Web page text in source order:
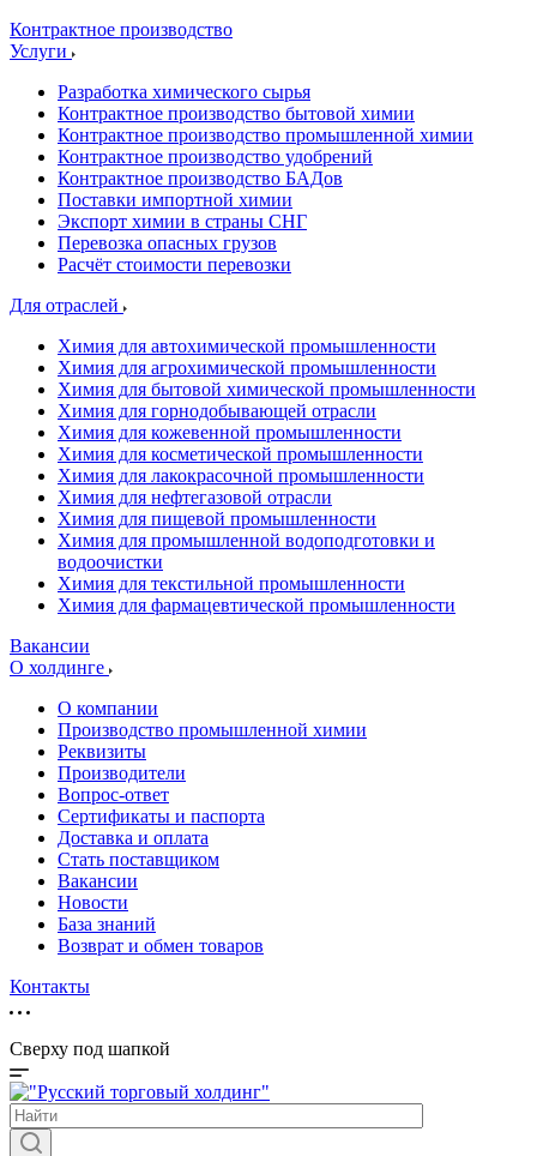
Контрактное производство
Услуги
Разработка химического сырья
Контрактное производство бытовой химии
Контрактное производство промышленной химии
Контрактное производство удобрений
Контрактное производство БАДов
Поставки импортной химии
Экспорт химии в страны СНГ
Перевозка опасных грузов
Расчёт стоимости перевозки
Для отраслей
Химия для автохимической промышленности
Химия для агрохимической промышленности
Химия для бытовой химической промышленности
Химия для горнодобывающей отрасли
Химия для кожевенной промышленности
Химия для косметической промышленности
Химия для лакокрасочной промышленности
Химия для нефтегазовой отрасли
Химия для пищевой промышленности
Химия для промышленной водоподготовки и
водоочистки
Химия для текстильной промышленности
Химия для фармацевтической промышленности
Вакансии
О холдинге
О компании
Производство промышленной химии
Реквизиты
Производители
Вопрос-ответ
Сертификаты и паспорта
Доставка и оплата
Стать поставщиком
Вакансии
Новости
База знаний
Возврат и обмен товаров
Контакты
Сверху под шапкой